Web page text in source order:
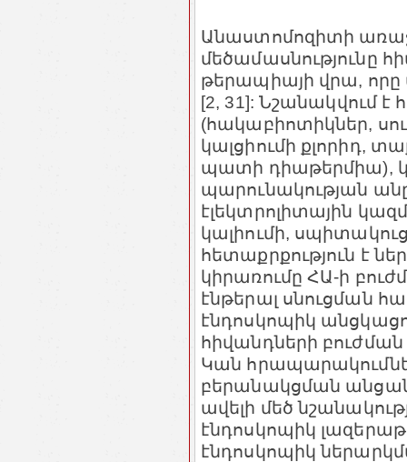
Անաստոմոզիտի
մեծամասնությունը
թերապիայի վրա, որը
[2, 31]: Նշանակվում է
(հակաբիոտիկներ,
կալցիումի քլորիդ,
պատի դիաթերմիա),
պարունակության
էլեկտրոլիտային
կալիումի,
հետաքրքություն է
կիրառումը ՀԱ-ի
էնթերալ սնուցման
էնդոսկոպիկ
հիվանդների
Կան
բերանակցման
ավելի մեծ
էնդոսկոպիկ
էնդոսկոպիկ